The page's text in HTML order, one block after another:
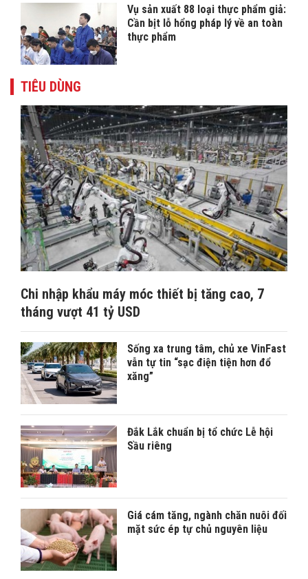
Vụ sản xuất 88 loại thực phẩm giả:
Cần bịt lỗ hổng pháp lý về an toàn
thực phẩm
TIÊU DÙNG
Chi nhập khẩu máy móc thiết bị tăng cao, 7
tháng vượt 41 tỷ USD
Sống xa trung tâm, chủ xe VinFast
vẫn tự tin “sạc điện tiện hơn đổ
xăng”
Đắk Lắk chuẩn bị tổ chức Lễ hội
Sầu riêng
Giá cám tăng, ngành chăn nuôi đối
mặt sức ép tự chủ nguyên liệu